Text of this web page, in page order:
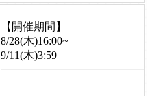
【開催期間】
8/28(木)16:00~
9/11(木)3:59